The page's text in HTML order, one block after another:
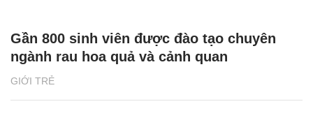
GIỚI TRẺ
Gần 800 sinh viên được đào tạo chuyên
ngành rau hoa quả và cảnh quan